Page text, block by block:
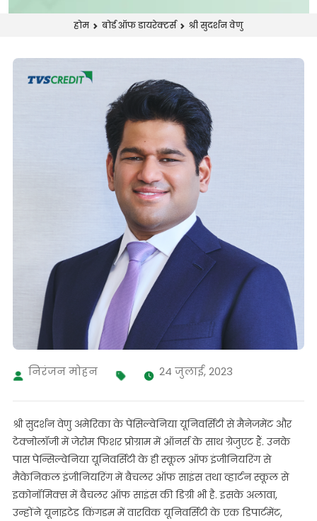
होम बोर्ड ऑफ डायरेक्टर्स श्री सुदर्शन वेणु
निरंजन मोहन 24 जुलाई, 2023
श्री सुदर्शन वेणु अमेरिका के पेंसिल्वेनिया यूनिवर्सिटी से मैनेजमेंट और
टेक्नोलॉजी में जेरोम फिशर प्रोग्राम में ऑनर्स के साथ ग्रेजुएट हैं. उनके
पास पेन्सिल्वेनिया यूनिवर्सिटी के ही स्कूल ऑफ इंजीनियरिंग से
मैकेनिकल इंजीनियरिंग में बैचलर ऑफ साइंस तथा व्हार्टन स्कूल से
इकोनॉमिक्स में बैचलर ऑफ साइंस की डिग्री भी है. इसके अलावा,
उन्होंने यूनाइटेड किंगडम में वारविक यूनिवर्सिटी के एक डिपार्टमेंट,